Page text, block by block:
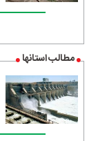
مطالب استانها